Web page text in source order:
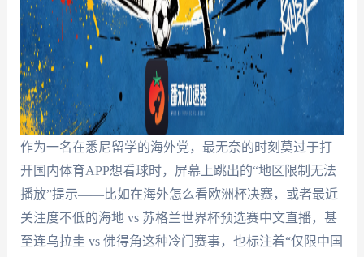
作为一名在悉尼留学的海外党，最无奈的时刻莫过于打
开国内体育APP想看球时，屏幕上跳出的“地区限制无法
播放”提示——比如在海外怎么看欧洲杯决赛，或者最近
关注度不低的海地 vs 苏格兰世界杯预选赛中文直播，甚
至连乌拉圭 vs 佛得角这种冷门赛事，也标注着“仅限中国